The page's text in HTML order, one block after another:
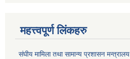
महत्त्वपूर्ण लिंकहरु
संघीय मामिला तथा सामान्य प्रशासन मन्त्रालय